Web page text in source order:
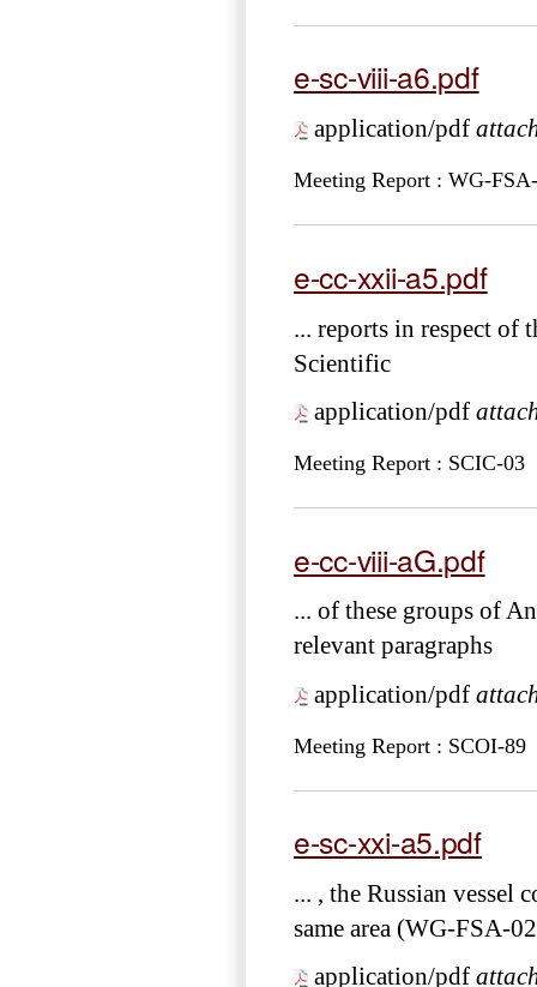
e-sc-viii-a6.pdf
application/pdf
Meeting Report : WG-
e-cc-xxii-a5.pdf
... reports in respect of
Scientific
application/pdf
Meeting Report : SCIC-03
e-cc-viii-aG.pdf
... of these groups of
relevant paragraphs
application/pdf
Meeting Report : SCOI-89
e-sc-xxi-a5.pdf
... , the Russian vessel
same area (WG-FSA-02
application/pdf